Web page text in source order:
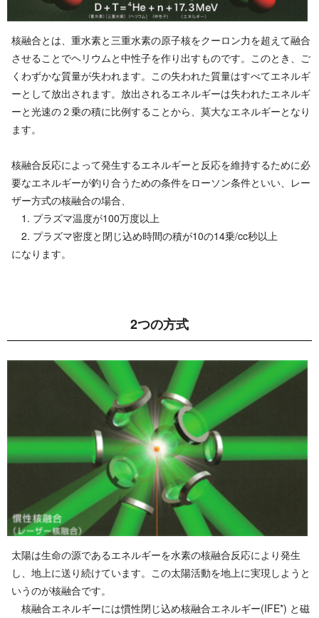
核融合とは、重水素と三重水素の原子核をクーロン力を超えて融合
させることでヘリウムと中性子を作り出すものです。このとき、ご
くわずかな質量が失われます。この失われた質量はすべてエネルギ
ーとして放出されます。放出されるエネルギーは失われたエネルギ
ーと光速の２乗の積に比例することから、莫大なエネルギーとなり
ます。
核融合反応によって発生するエネルギーと反応を維持するために必
要なエネルギーが釣り合うための条件をローソン条件といい、レー
ザー方式の核融合の場合、
1. プラズマ温度が100万度以上
2. プラズマ密度と閉じ込め時間の積が10の14乗/cc秒以上
になります。
2 つ の 方 式
太陽は生命の源であるエネルギーを水素の核融合反応により発生
し、地上に送り続けています。この太陽活動を地上に実現しようと
いうのが核融合です。
核融合エネルギーには慣性閉じ込め核融合エネルギー(IFE*) と磁